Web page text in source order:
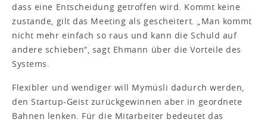
dass eine Entscheidung getroffen wird. Kommt keine
zustande, gilt das Meeting als gescheitert. „Man kommt
nicht mehr einfach so raus und kann die Schuld auf
andere schieben“, sagt Ehmann über die Vorteile des
Systems.
Flexibler und wendiger will Mymüsli dadurch werden,
den Startup-Geist zurückgewinnen aber in geordnete
Bahnen lenken. Für die Mitarbeiter bedeutet das